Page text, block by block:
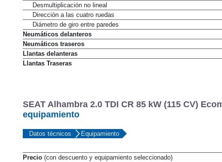
Desmultiplicación no lineal
Dirección a las cuatro ruedas
Diámetro de giro entre paredes
Neumáticos delanteros
Neumáticos traseros
Llantas delanteras
Llantas Traseras
SEAT Alhambra 2.0 TDI CR 85 kW (115 CV)
equipamiento
Datos técnicos Equipamiento
Precio (con descuento y equipamiento seleccionado)